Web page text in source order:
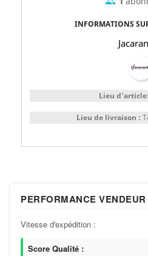
INFORMATIONS
Lieu d'article:
Lieu de livraison :
PERFORMANCE VENDEUR
Vitesse d'expédition :
Score Qualité :